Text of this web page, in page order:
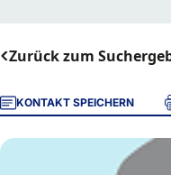
Zurück zum
KONTAKT SPEICHERN